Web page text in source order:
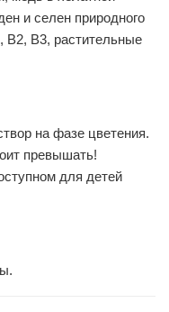
и селен природного
B2, B3, растительные
на фазе цветения.
превышать!
для детей